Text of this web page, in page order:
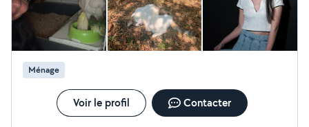
Ménage
Voir le profil Contacter